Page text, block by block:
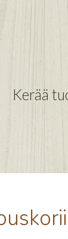
Kerää